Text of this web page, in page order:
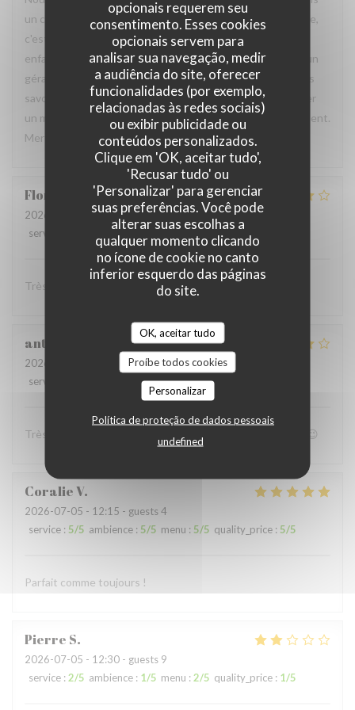
opcionais requerem seu
consentimento. Esses cookies
opcionais servem para
analisar sua navegação, medir
a audiência do site, oferecer
funcionalidades (por exemplo,
relacionadas às redes sociais)
ou exibir publicidade ou
conteúdos personalizados.
Clique em 'OK, aceitar tudo',
'Recusar tudo' ou
'Personalizar' para gerenciar
suas preferências. Você pode
alterar suas escolhas a
qualquer momento clicando
no ícone de cookie no canto
inferior esquerdo das páginas
do site.
OK, aceitar tudo
Proíbe todos cookies
Personalizar
Política de proteção de dados pessoais
undefined
un cadre très adapté pour petits et grands. À chaque visite,
c'est un agréable moment que nous passons même si nos
enfants ont grandi. Personnel professionnel et agréable, un
gérant toujours à l'écoute des besoins culinaires. Des plats
savoureux et généreux. C'est un plaisir de pouvoir partager
un moment familial à chaque occasion dans cet établissement.
Merci à toute l'équipe pour l'accueil. À très bientôt.
Florent
2026-07-11
- 20:00 - guests 3
service
ambience: 4/5 menu: 4/5 quality_price
Très convivial , ont mange très bien :)
anthony
2026-07-05
- 19:00 - guests 4
service
4/5 menu:5/5 quality_price
Très bon accueil et patron super sympa Personnel au top😉
CoralieV
2026-07-05 - 12:15 - guests 4
service : 5/5 ambience : 5/5 menu : 5/5 quality_price : 5/5
Parfait comme toujours !
Pierre S
2026-07-05 - 12:30 - guests 9
service : 2/5 ambience : 1/5 menu : 2/5 quality_price : 1/5